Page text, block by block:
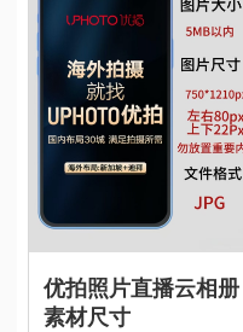
优拍照片直播云相册
素材尺寸